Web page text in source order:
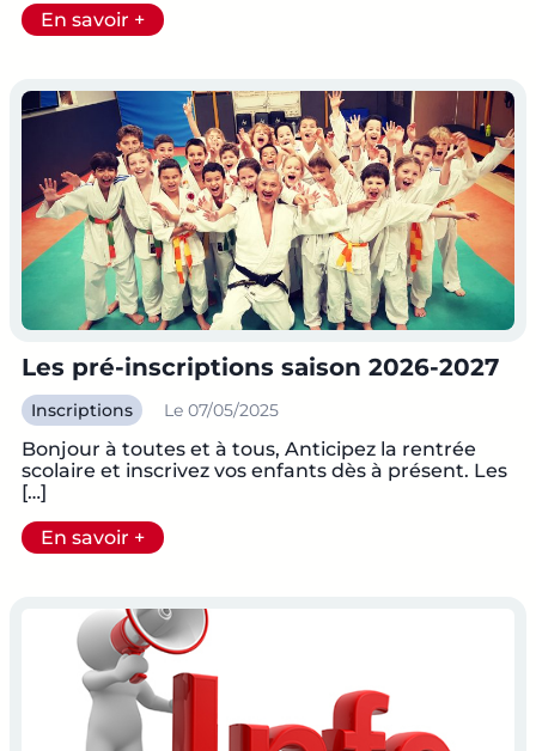
En savoir +
Les pré-inscriptions saison 2026-2027
Inscriptions Le 07/05/2025
Bonjour à toutes et à tous, Anticipez la rentrée
scolaire et inscrivez vos enfants dès à présent. Les
[…]
En savoir +